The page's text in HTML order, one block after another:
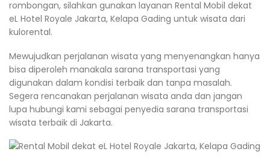
rombongan, silahkan gunakan layanan Rental Mobil dekat
eL Hotel Royale Jakarta, Kelapa Gading untuk wisata dari
kulorental.
Mewujudkan perjalanan wisata yang menyenangkan hanya
bisa diperoleh manakala sarana transportasi yang
digunakan dalam kondisi terbaik dan tanpa masalah.
Segera rencanakan perjalanan wisata anda dan jangan
lupa hubungi kami sebagai penyedia sarana transportasi
wisata terbaik di Jakarta.